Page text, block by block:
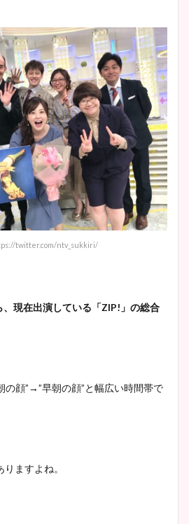
twitter.com/ntv_sukkiri/
現在出演している「ZIP!」の総合
の顔”→”早朝の顔”と幅広い時間帯で
ますよね。